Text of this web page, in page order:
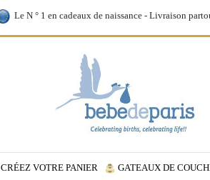
Le N ° 1 en cadeaux de naissance - Livraison
CRÉEZ VOTRE PANIER GATEAUX DE